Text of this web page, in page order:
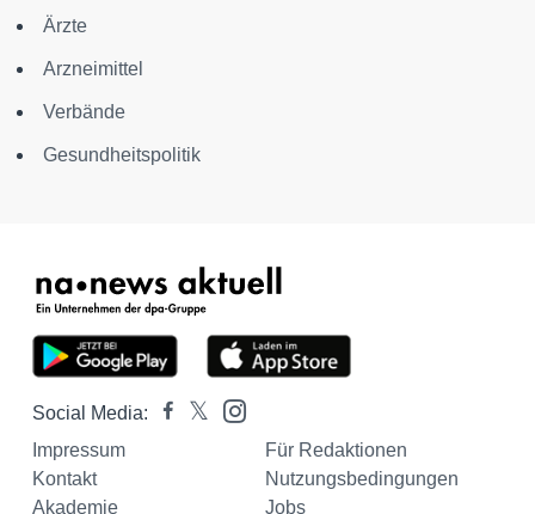
Ärzte
Arzneimittel
Verbände
Gesundheitspolitik
Social Media:
Impressum
Für Redaktionen
Kontakt
Nutzungsbedingungen
Akademie
Jobs